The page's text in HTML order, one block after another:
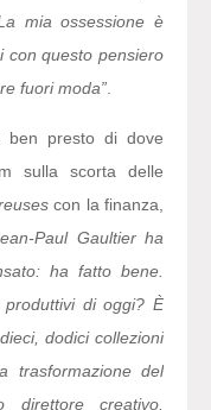
mia ossessione è
con questo pensiero
fuori moda”
ben presto di dove
sulla scorta delle
con la finanza,
Paul Gaultier ha
ha fatto bene.
di oggi? È
dodici collezioni
trasformazione del
creativo,